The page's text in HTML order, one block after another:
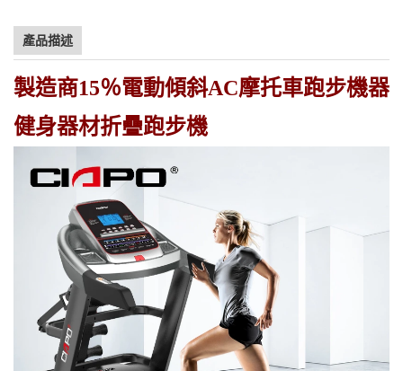
產品描述
製造商15％電動傾斜AC摩托車跑步機器
健身器材折疊跑步機